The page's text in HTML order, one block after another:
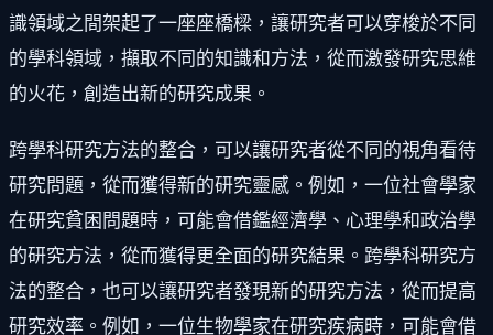
識領域之間架起了一座座橋樑，讓研究者可以穿梭於不同
的學科領域，擷取不同的知識和方法，從而激發研究思維
的火花，創造出新的研究成果。
跨學科研究方法的整合，可以讓研究者從不同的視角看待
研究問題，從而獲得新的研究靈感。例如，一位社會學家
在研究貧困問題時，可能會借鑑經濟學、心理學和政治學
的研究方法，從而獲得更全面的研究結果。跨學科研究方
法的整合，也可以讓研究者發現新的研究方法，從而提高
研究效率。例如，一位生物學家在研究疾病時，可能會借